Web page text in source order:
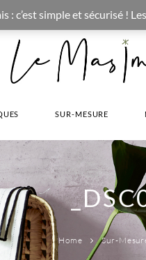
CONCEPT STORE BOHEME &
SUR-MESURE
Home Sur-
: c’est simple et sécurisé